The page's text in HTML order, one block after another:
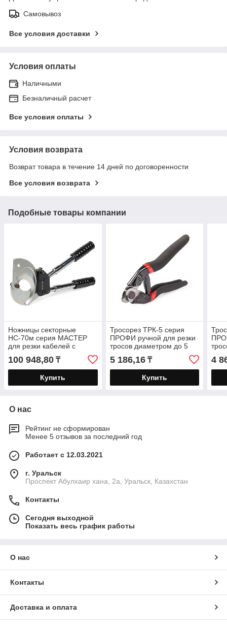
Самовывоз
Все условия доставки
Условия оплаты
Наличными
Безналичный расчет
Все условия оплаты
Условия возврата
Возврат товара в течение 14 дней по договоренности
Все условия возврата
Подобные товары компании
Ножницы секторные
НС-70м серия МАСТЕР
для резки кабелей с
ленточной броней
диаметром до 70 мм
100 948,80 ₸
Купить
Тросорез ТРК-5 серия
ПРОФИ ручной для резки
тросов диаметром до 5
5 186,16₸
Купить
4
О нас
Рейтинг не сформирован
Менее 5 отзывов за последний год
Работает с 12.03.2021
г. Уральск
Проспект Абулхаир хана, 2а, Уральск, Казахстан
Контакты
Сегодня выходной
Показать весь график работы
О нас
Контакты
Доставка и оплата